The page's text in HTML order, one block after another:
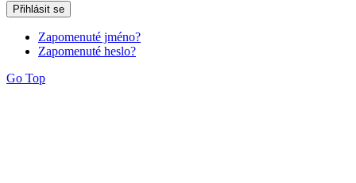
Přihlásit se
Zapomenuté jméno?
Zapomenuté heslo?
Go Top